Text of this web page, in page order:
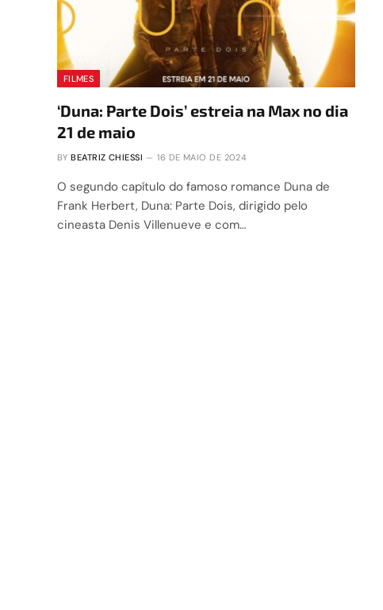
FILMES
‘Duna: Parte Dois’ estreia na Max no dia
21 de maio
BY BEATRIZ CHIESSI 16 DE MAIO DE 2024
O segundo capítulo do famoso romance Duna de
Frank Herbert, Duna: Parte Dois, dirigido pelo
cineasta Denis Villenueve e com…